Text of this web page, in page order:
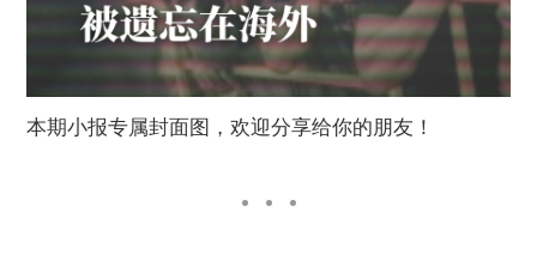
本期小报专属封面图，欢迎分享给你的朋友！